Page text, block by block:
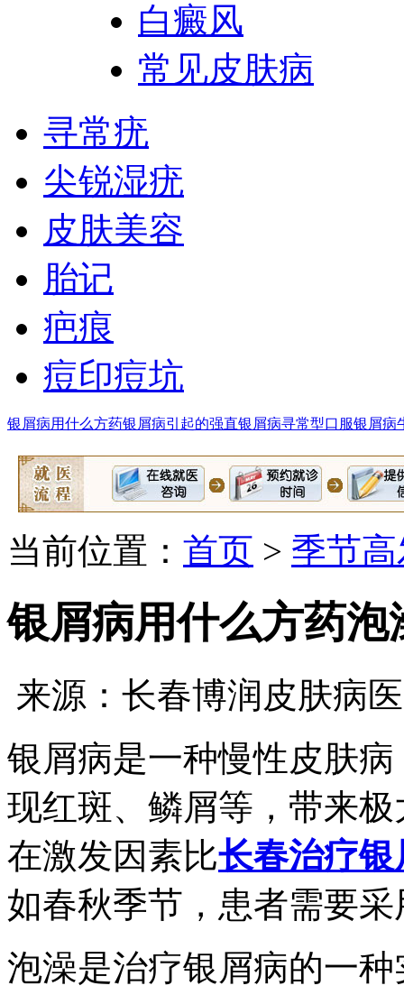
白癜风
常见皮肤病
寻常疣
尖锐湿疣
皮肤美容
胎记
疤痕
痘印痘坑
银屑病用什么方药银屑病引起的强直银屑病寻常型口服银屑病
当前位置： 首页 > 季节
银屑病用什么方药泡
来源：长春博润皮肤病
银屑病是一种慢性皮肤
现红斑、鳞屑等，带来
在激发因素比长春治疗
如春秋季节，患者需要
泡澡是治疗银屑病的一